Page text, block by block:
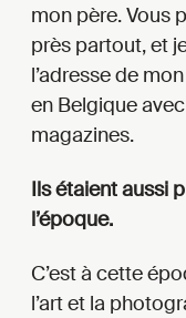
mon père. Vous
près partout, et
l’adresse de
en Belgique
magazines.
Ils étaient aussi
l’époque.
C’est à cette
l’art et la